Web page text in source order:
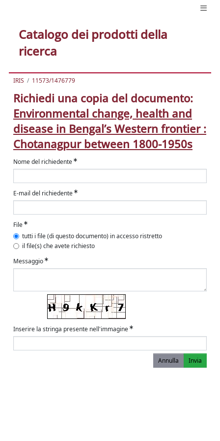
Catalogo dei prodotti della
ricerca
IRIS 11573/1476779
Richiedi una copia del documento:
Environmental change, health and
disease in Bengal’s Western frontier :
Chotanagpur between 1800-1950s
Nome del richiedente
E-mail del richiedente
File
tutti i file (di questo documento) in accesso ristretto
il file(s) che avete richiesto
Messaggio
Inserire la stringa presente nell'immagine
Annulla Invia